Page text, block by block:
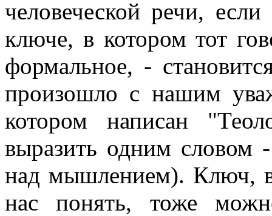
человеческой речи,
ключе, в котором тот
формальное, -
произошло с нашим
котором написан
выразить одним словом
над мышлением). Ключ, в
нас понять, тоже